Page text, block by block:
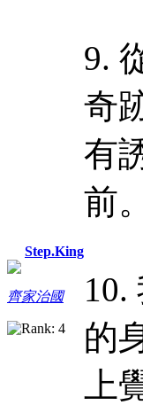
Step.King
齊家治國
9.
奇
有
前。
的
上